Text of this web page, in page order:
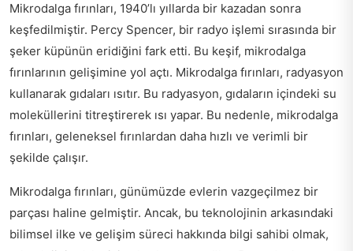
Mikrodalga fırınları, 1940’lı yıllarda bir kazadan sonra
keşfedilmiştir. Percy Spencer, bir radyo işlemi sırasında bir
şeker küpünün eridiğini fark etti. Bu keşif, mikrodalga
fırınlarının gelişimine yol açtı. Mikrodalga fırınları, radyasyon
kullanarak gıdaları ısıtır. Bu radyasyon, gıdaların içindeki su
moleküllerini titreştirerek ısı yapar. Bu nedenle, mikrodalga
fırınları, geleneksel fırınlardan daha hızlı ve verimli bir
şekilde çalışır.
Mikrodalga fırınları, günümüzde evlerin vazgeçilmez bir
parçası haline gelmiştir. Ancak, bu teknolojinin arkasındaki
bilimsel ilke ve gelişim süreci hakkında bilgi sahibi olmak,